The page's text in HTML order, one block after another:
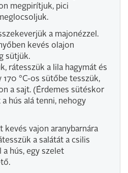
megpirítjuk, pici
a majonézzel.
kevés olajon
sütjük.
rátesszük a lila hagymát és
170 °C-os sütőbe tesszük,
a sajt. (Érdemes sütéskor
hús alá tenni, nehogy
kevés vajon aranybarnára
a salátát a csilis
a hús, egy szelet